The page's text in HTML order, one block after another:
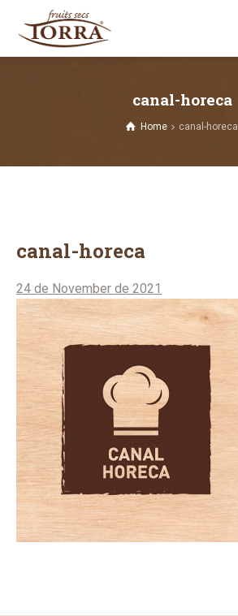
canal-horeca
Home canal-horeca
canal-horeca
24 de November de 2021